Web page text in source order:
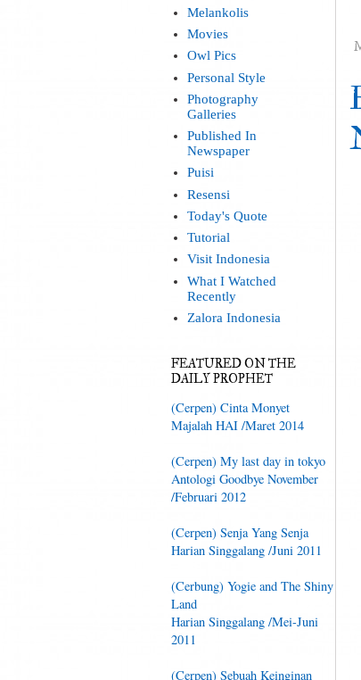
Melankolis
Movies
Owl Pics
Personal Style
Photography
Galleries
Published In
Newspaper
Puisi
Resensi
Today's Quote
Tutorial
Visit Indonesia
What I Watched
Recently
Zalora Indonesia
FEATURED ON THE
DAILY PROPHET
(Cerpen) Cinta Monyet
Majalah HAI /Maret 2014
(Cerpen) My last day in tokyo
Antologi Goodbye November
/Februari 2012
(Cerpen) Senja Yang Senja
Harian Singgalang /Juni 2011
(Cerbung) Yogie and The Shiny
Land
Harian Singgalang /Mei-Juni
2011
(Cerpen) Sebuah Keinginan